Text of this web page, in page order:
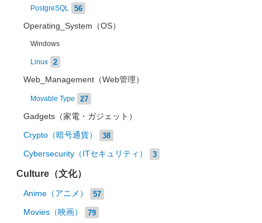
PostgreSQL 56
Operating_System（OS）
Windows
Linux 2
Web_Management（Web管理）
Movable Type 27
Gadgets（家電・ガジェット）
Crypto（暗号通貨） 38
Cybersecurity（ITセキュリティ） 3
Culture（文化）
Anime（アニメ） 57
Movies（映画） 79